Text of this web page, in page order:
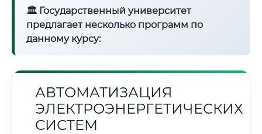
🏛 Государственный университет
предлагает несколько программ по
данному курсу:
АВТОМАТИЗАЦИЯ
ЭЛЕКТРОЭНЕРГЕТИЧЕСКИХ
СИСТЕМ